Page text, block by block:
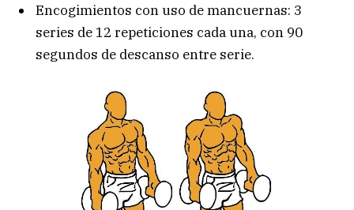
Encogimientos con uso de mancuernas: 3
series de 12 repeticiones cada una, con 90
segundos de descanso entre serie.